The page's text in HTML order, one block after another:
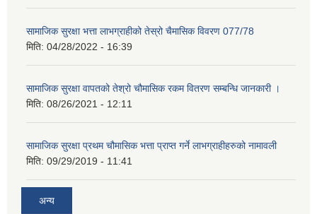
सामाजिक सुरक्षा भत्ता लाभग्राहीको तेस्रो चैमासिक विवरण 077/78
मिति: 04/28/2022 - 16:39
सामाजिक सुरक्षा वापतको तेश्रो चौमासिक रकम वितरण सम्बन्धि जानकारी ।
मिति: 08/26/2021 - 12:11
सामाजिक सुरक्षा प्रथम चौमासिक भत्ता प्राप्त गर्ने लाभग्राहीहरुको नामावली
मिति: 09/29/2019 - 11:41
अन्य